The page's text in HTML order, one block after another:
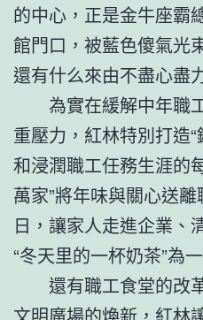
的中心，正是金牛座霸
館門口，被藍色傻氣光
還有什么來由不盡心盡
為實在緩解中年職
重壓力，紅林特別打造
和浸潤職工任務生涯的
萬家”將年味與關心送
日，讓家人走進企業、
“冬天里的一杯奶茶”為
還有職工食堂的改
文明廣場的煥新，紅林